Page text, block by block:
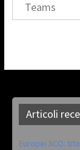
Teams
Articoli
Europei XCO: